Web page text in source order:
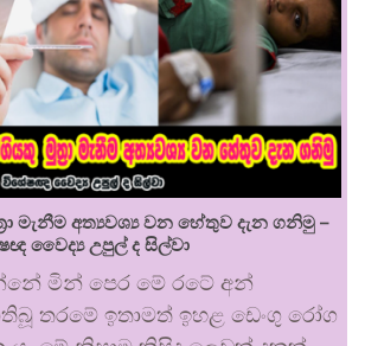
මැනීම අත්‍යවශ්‍ය වන හේතුව දැන ගනිමු –
වෛද්‍ය උපුල් ද සිල්වා
මින් පෙර මේ රටේ අන්
තරමේ ඉතාමත් ඉහළ ඩෙංගු රෝග